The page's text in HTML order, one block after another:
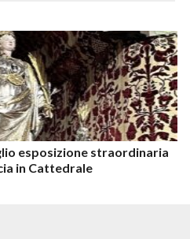
esposizione straordinaria
in Cattedrale